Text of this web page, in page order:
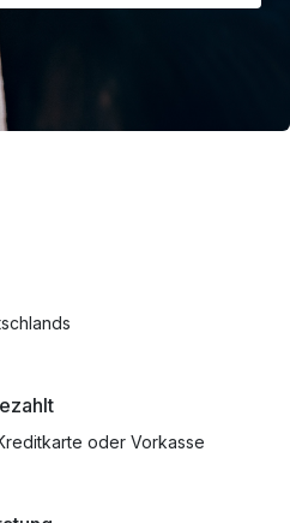
oder Vorkasse